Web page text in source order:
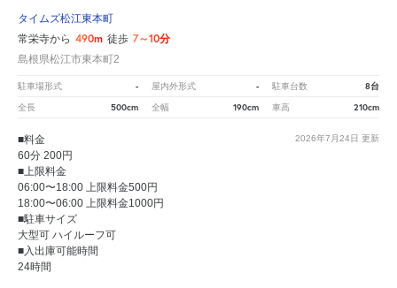
タイムズ松江東本町
常栄寺から 490m 徒歩 7～10分
島根県松江市東本町2
駐車場形式 - 屋内外形式 - 駐車台数 8台
全長 500cm 全幅 190cm 車高 210cm
2026年7月24日 更新
■料金
60分 200円
■上限料金
06:00〜18:00 上限料金500円
18:00〜06:00 上限料金1000円
■駐車サイズ
大型可 ハイルーフ可
■入出庫可能時間
24時間